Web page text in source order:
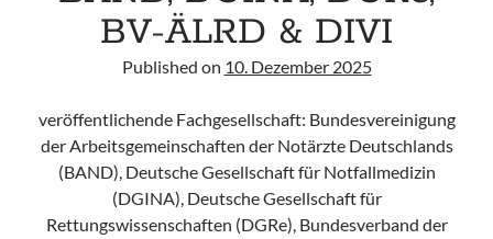
BV-ÄLRD & DIVI
Published on 10. Dezember 2025
veröffentlichende Fachgesellschaft: Bundesvereinigung
der Arbeitsgemeinschaften der Notärzte Deutschlands
(BAND), Deutsche Gesellschaft für Notfallmedizin
(DGINA), Deutsche Gesellschaft für
Rettungswissenschaften (DGRe), Bundesverband der